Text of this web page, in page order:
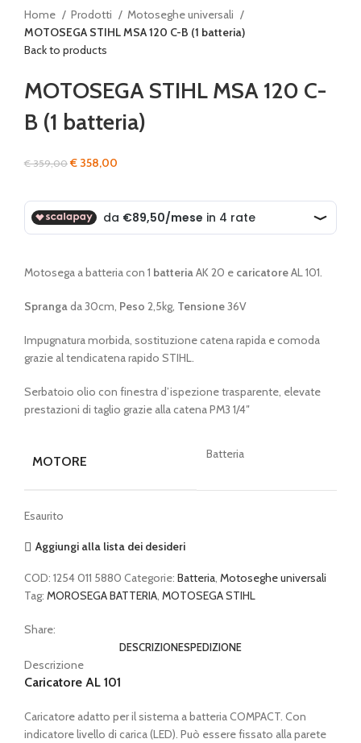
Home Prodotti
Motoseghe universali
MOTOSEGA STIHL MSA 120 C-B (1 batteria)
Back to products
MOTOSEGA STIHL MSA 120 C-
B (1 batteria)
€359,00Il
era:
€ 359,00.
€ 358,00
è:
€ 358,00.
Motosega a batteria con 1 batteria AK 20 e caricatoreAL 101.
Spranga da 30cm, Peso 2,5kg, Tensione36V
Impugnatura morbida, sostituzione catena rapida e comoda
grazie al tendicatena rapido STIHL.
Serbatoio olio con finestra d’ispezione trasparente, elevate
prestazioni di taglio grazie alla catena PM3 1/4″
MOTORE Batteria
Esaurito
Aggiungi alla lista dei desideri
COD: 1254 011 5880 Categorie: Batteria Motoseghe universali
Tag: MOROSEGA BATTERIA MOTOSEGA STIHL
Share:
DESCRIZIONESPEDIZIONE
Descrizione
Caricatore AL 101
Caricatore adatto per il sistema a batteria COMPACT. Con
indicatore livello di carica (LED). Può essere fissato alla parete